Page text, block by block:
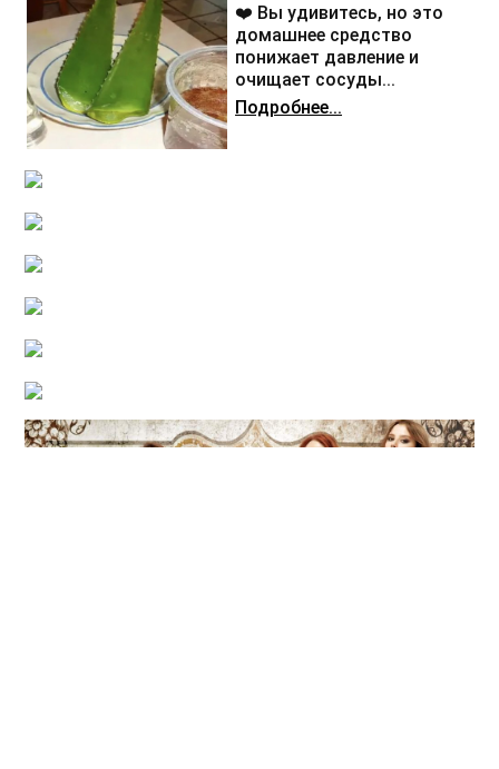
❤️ Вы удивитесь, но это
домашнее средство
понижает давление и
очищает сосуды...
Подробнее...